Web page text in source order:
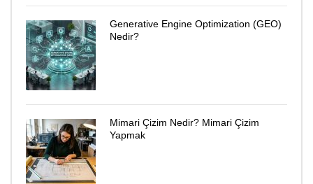
Generative Engine Optimization (GEO)
Nedir?
Mimari Çizim Nedir? Mimari Çizim
Yapmak